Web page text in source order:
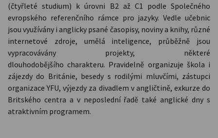
(čtyřleté studium) k úrovni B2 až C1 podle Společného
evropského referenčního rámce pro jazyky. Vedle učebnic
jsou využívány i anglicky psané časopisy, noviny a knihy, různé
internetové zdroje, umělá inteligence, průběžně jsou
vypracovávány projekty, některé
dlouhodobějšího charakteru. Pravidelně organizuje škola i
zájezdy do Británie, besedy s rodilými mluvčími, zástupci
organizace YFU, výjezdy za divadlem v angličtině, exkurze do
Britského centra a v neposlední řadě také anglické dny s
atraktivním programem.